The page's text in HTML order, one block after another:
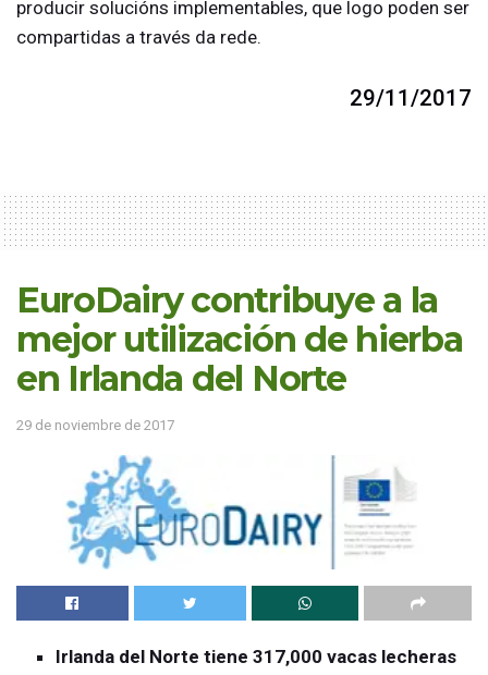
producir solucións implementables, que logo poden ser
compartidas a través da rede.
29/11/2017
EuroDairy contribuye a la
mejor utilización de hierba
en Irlanda del Norte
29 de noviembre de 2017
Irlanda del Norte tiene 317,000 vacas lecheras